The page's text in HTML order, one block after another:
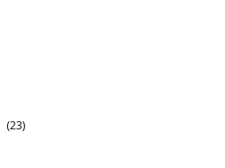
(23)